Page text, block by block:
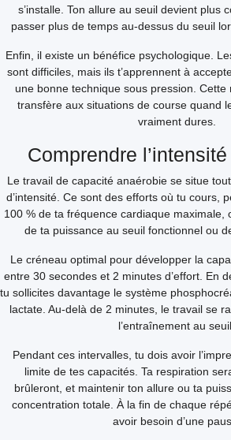
s’installe. Ton allure au seuil devient plus
passer plus de temps au-dessus du seuil
Enfin, il existe un bénéfice psychologique.
sont difficiles, mais ils t’apprennent à
une bonne technique sous pression. Cette
transfère aux situations de course quand
vraiment dures.
Comprendre
Le travail de capacité anaérobie se situe
d’intensité. Ce sont des efforts où tu cours,
100 % de ta fréquence cardiaque maximale,
de ta puissance au seuil fonctionnel ou
Le créneau optimal pour développer la
entre 30 secondes et 2 minutes d’effort. En
tu sollicites davantage le système
lactate. Au-delà de 2 minutes, le travail se
l’entraînement au seuil.
Pendant ces intervalles, tu dois avoir
limite de tes capacités. Ta respiration
brûleront, et maintenir ton allure ou ta
concentration totale. À la fin de chaque
avoir besoin d’une